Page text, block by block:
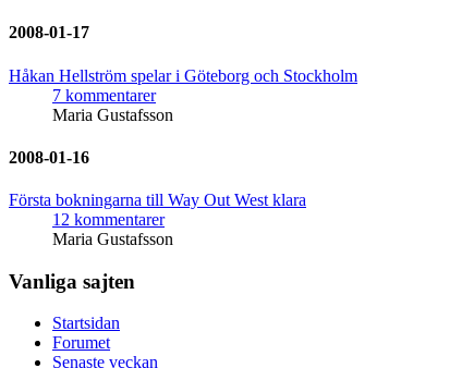
2008-01-17
Håkan Hellström spelar i Göteborg och Stockholm
7 kommentarer
Maria Gustafsson
2008-01-16
Första bokningarna till Way Out West klara
12 kommentarer
Maria Gustafsson
Vanliga sajten
Startsidan
Forumet
Senaste veckan